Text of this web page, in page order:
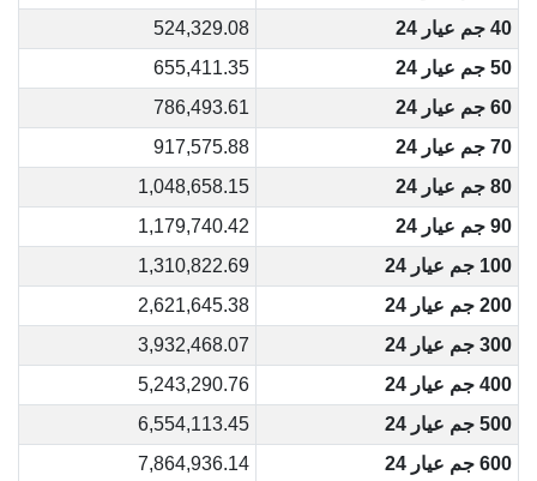
40 جم عيار 24
524,329.08
50 جم عيار 24
655,411.35
60 جم عيار 24
786,493.61
70 جم عيار 24
917,575.88
80 جم عيار 24
1,048,658.15
90 جم عيار 24
1,179,740.42
100 جم عيار 24
1,310,822.69
200 جم عيار 24
2,621,645.38
300 جم عيار 24
3,932,468.07
400 جم عيار 24
5,243,290.76
500 جم عيار 24
6,554,113.45
600 جم عيار 24
7,864,936.14